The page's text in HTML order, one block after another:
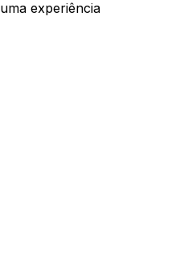
uma experiência